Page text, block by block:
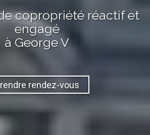
copropriété réactif et
engagé
à George V
rendez-vous